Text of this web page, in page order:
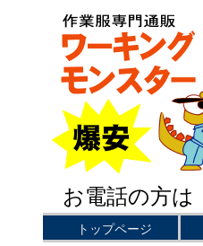
お電話の方は
トップページ